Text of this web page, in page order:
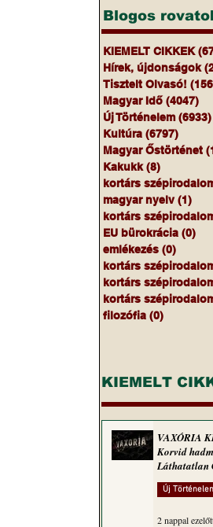
Blogos
KIEMELT CIKKEK
Hírek, újdonságok
Tisztelt Olvasó!
Magyar Idő (4047)
Új Történelem (6933)
Kultúra (6797)
Magyar Őstörténet
Kakukk (8)
kortárs
magyar nyelv (1)
kortárs
EU bürokrácia (0)
emlékezés (0)
kortárs
kortárs
kortárs
filozófia (0)
KIEMELT
VAXÓRIA
Korvid
Láthatatlan
Új
2 nappal